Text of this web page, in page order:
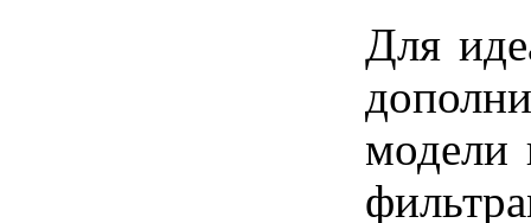
Для
модели